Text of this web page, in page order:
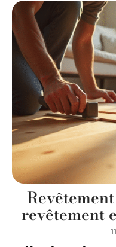
revêtement